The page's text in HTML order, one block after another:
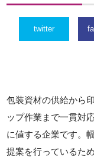
twitter
包装資材の供給から
ップ作業まで一貫対
に値する企業です。
提案を行っているた